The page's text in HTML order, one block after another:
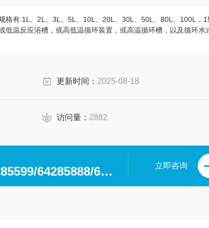
格有:1L、2L、3L、5L、10L、20L、30L、50L、80L、100L，
低温反应浴槽，或高低温循环装置，或高温循环槽，以及循环水
更新时间： 2025-08-18
访问量： 2882
0371-64280063/64285599/64285888/64285599/64285318/64285369/64285222 立即咨询